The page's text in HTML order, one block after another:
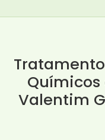
Valentim